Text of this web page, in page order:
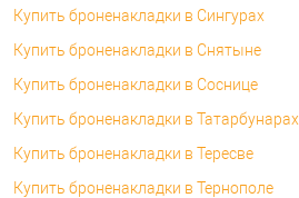
Купить броненакладки в Сингурах
Купить броненакладки в Снятыне
Купить броненакладки в Соснице
Купить броненакладки в Татарбунарах
Купить броненакладки в Тересве
Купить броненакладки в Тернополе